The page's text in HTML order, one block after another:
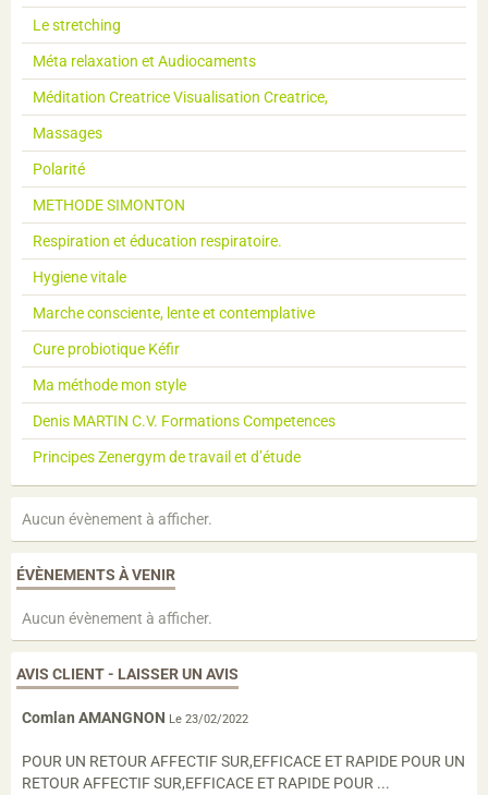
Le stretching
Méta relaxation et Audiocaments
Méditation Creatrice Visualisation Creatrice,
Massages
Polarité
METHODE SIMONTON
Respiration et éducation respiratoire.
Hygiene vitale
Marche consciente, lente et contemplative
Cure probiotique Kéfir
Ma méthode mon style
Denis MARTIN C.V. Formations Competences
Principes Zenergym de travail et d’étude
Aucun évènement à afficher.
ÉVÈNEMENTS À VENIR
Aucun évènement à afficher.
AVIS CLIENT - LAISSER UN AVIS
Comlan AMANGNON Le 23/02/2022
POUR UN RETOUR AFFECTIF SUR,EFFICACE ET RAPIDE POUR UN
RETOUR AFFECTIF SUR,EFFICACE ET RAPIDE POUR ...